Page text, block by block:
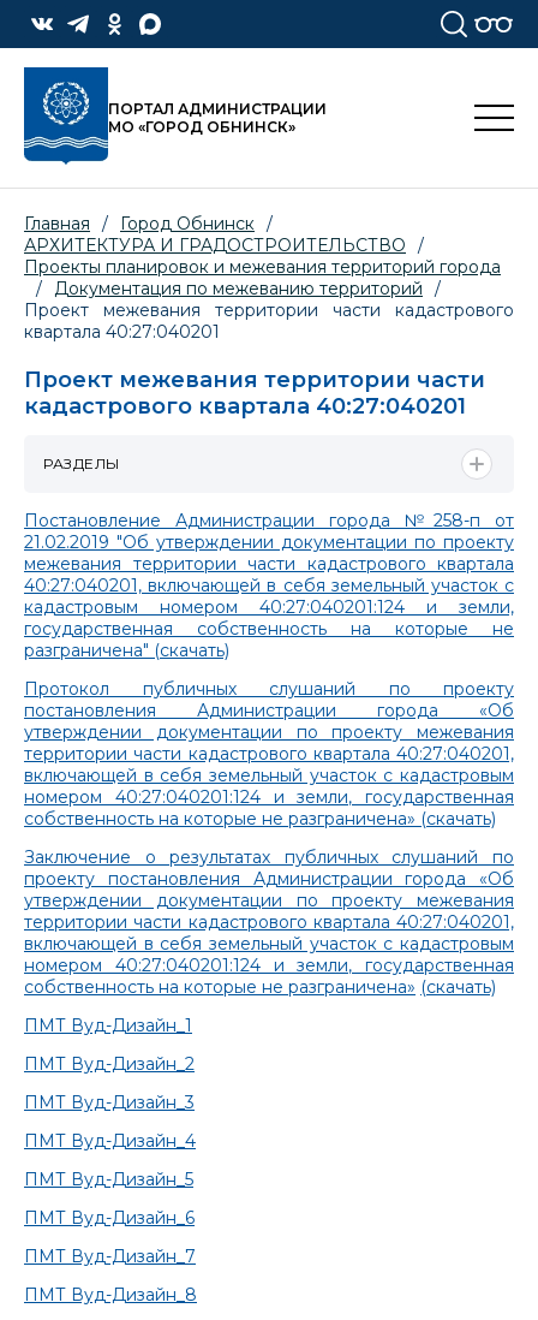
ПОРТАЛ АДМИНИСТРАЦИИ
МО «ГОРОД ОБНИНСК»
Главная / Город Обнинск /
АРХИТЕКТУРА И ГРАДОСТРОИТЕЛЬСТВО
/
Проекты планировок и межевания территорий города
/
Документация по межеванию территорий
/
Проект межевания территории части кадастрового
квартала 40:27:040201
Проект межевания территории части
кадастрового квартала 40:27:040201
Постановление Администрации города №258-п от
21.02.2019 "Об утверждении документации по проекту
межевания территории части кадастрового квартала
40:27:040201, включающей в себя земельный участок с
кадастровым номером 40:27:040201:124 и земли,
государственная собственность на которые не
разграничена" (скачать)
Протокол публичных слушаний по проекту
постановления Администрации города «Об
утверждении документации по проекту межевания
территории части кадастрового квартала 40:27:040201,
включающей в себя земельный участок с кадастровым
номером 40:27:040201:124 и земли, государственная
собственность на которые не разграничена» (скачать)
Заключение о результатах публичных слушаний по
проекту постановления Администрации города «Об
утверждении документации по проекту межевания
территории части кадастрового квартала 40:27:040201,
включающей в себя земельный участок с кадастровым
номером 40:27:040201:124 и земли, государственная
собственность на которые не разграничена» (скачать)
ПМТ Вуд-Дизайн_1
ПМТ Вуд-Дизайн_2
ПМТ Вуд-Дизайн_3
ПМТ Вуд-Дизайн_4
ПМТ Вуд-Дизайн_5
ПМТ Вуд-Дизайн_6
ПМТ Вуд-Дизайн_7
ПМТ Вуд-Дизайн_8
РАЗДЕЛЫ